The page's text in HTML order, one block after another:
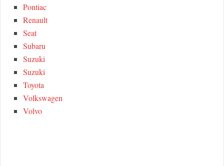
Pontiac
Renault
Seat
Subaru
Suzuki
Suzuki
Toyota
Volkswagen
Volvo